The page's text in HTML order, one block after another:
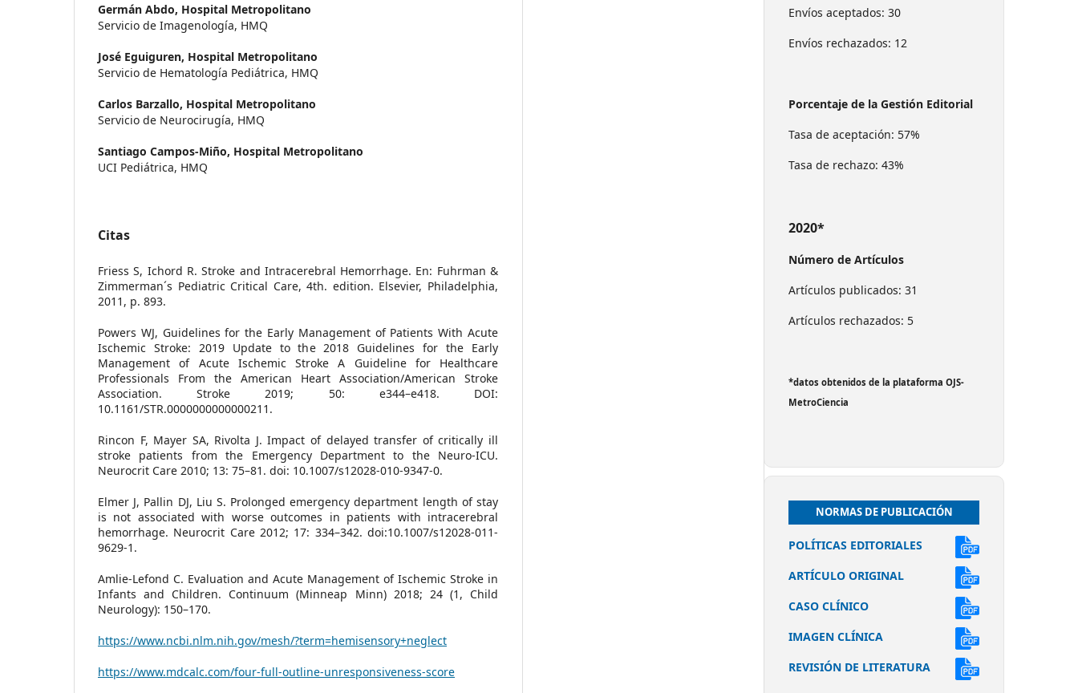
Germán Abdo, Hospital Metropolitano
Servicio de Imagenología, HMQ
José Eguiguren, Hospital Metropolitano
Servicio de Hematología Pediátrica, HMQ
Carlos Barzallo, Hospital Metropolitano
Servicio de Neurocirugía, HMQ
Santiago Campos-Miño, Hospital Metropolitano
UCI Pediátrica, HMQ
Citas
Friess S, Ichord R. Stroke and Intracerebral Hemorrhage. En: Fuhrman &
Zimmerman´s Pediatric Critical Care, 4th. edition. Elsevier, Philadelphia,
2011, p. 893.
Powers WJ, Guidelines for the Early Management of Patients With Acute
Ischemic Stroke: 2019 Update to the 2018 Guidelines for the Early
Management of Acute Ischemic Stroke A Guideline for Healthcare
Professionals From the American Heart Association/American Stroke
Association. Stroke 2019; 50: e344–e418. DOI:
10.1161/STR.0000000000000211.
Rincon F, Mayer SA, Rivolta J. Impact of delayed transfer of critically ill
stroke patients from the Emergency Department to the Neuro-ICU.
Neurocrit Care 2010; 13: 75–81. doi: 10.1007/s12028-010-9347-0.
Elmer J, Pallin DJ, Liu S. Prolonged emergency department length of stay
is not associated with worse outcomes in patients with intracerebral
hemorrhage. Neurocrit Care 2012; 17: 334–342. doi:10.1007/s12028-011-
9629-1.
Amlie-Lefond C. Evaluation and Acute Management of Ischemic Stroke in
Infants and Children. Continuum (Minneap Minn) 2018; 24 (1, Child
Neurology): 150–170.
https://www.ncbi.nlm.nih.gov/mesh/?term=hemisensory+neglect
https://www.mdcalc.com/four-full-outline-unresponsiveness-score
Envíos aceptados: 30
Envíos rechazados: 12
Porcentaje de la Gestión Editorial
Tasa de aceptación: 57%
Tasa de rechazo: 43%
2020*
Número de Artículos
Artículos publicados: 31
Artículos rechazados: 5
*datos obtenidos de la plataforma OJS-
MetroCiencia
NORMAS DE PUBLICACIÓN
POLÍTICAS EDITORIALES
ARTÍCULO ORIGINAL
CASO CLÍNICO
IMAGEN CLÍNICA
REVISIÓN DE LITERATURA